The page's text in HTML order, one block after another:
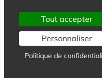
Job
er
Tout accepter
Personnaliser
Politique de